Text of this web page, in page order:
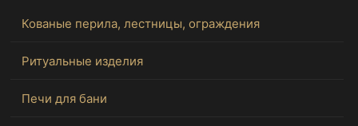
Кованые перила, лестницы, ограждения
Ритуальные изделия
Печи для бани